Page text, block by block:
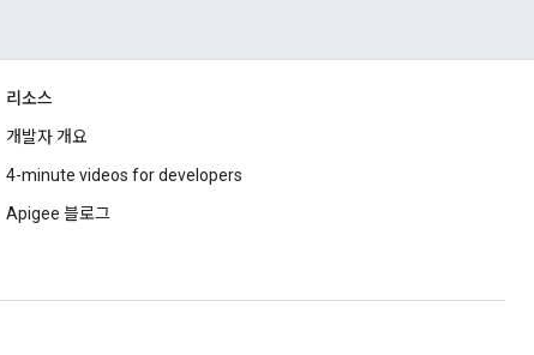
리소스
개발자 개요
4-minute videos for developers
Apigee 블로그